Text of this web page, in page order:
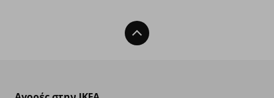
Back To Top